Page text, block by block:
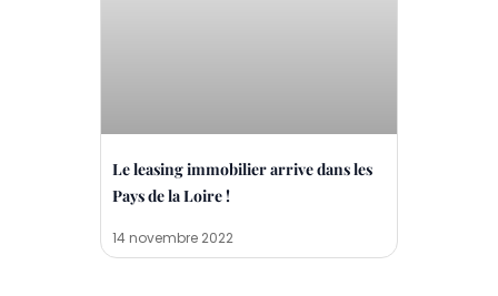
Le leasing immobilier arrive dans les
Pays de la Loire !
14 novembre 2022